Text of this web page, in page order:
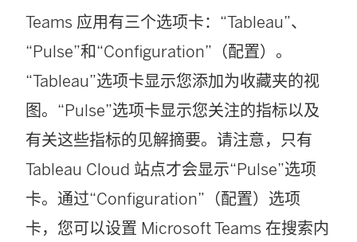
接
在
新
窗
口
中
Teams 应用有三个选项卡：“Tableau”、
“Pulse”和“Configuration”（配置）。
“Tableau”选项卡显示您添加为收藏夹的视
图。“Pulse”选项卡显示您关注的指标以及
有关这些指标的见解摘要。请注意，只有
Tableau Cloud 站点才会显示“Pulse”选项
卡。通过“Configuration”（配置）选项
卡，您可以设置 Microsoft Teams 在搜索内